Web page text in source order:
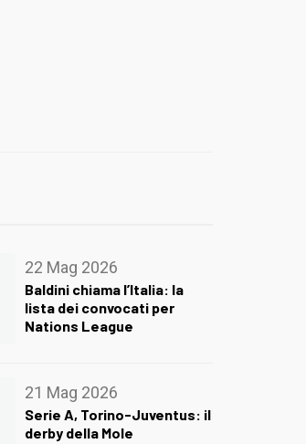
22 Mag 2026
Baldini chiama l’Italia: la
lista dei convocati per
Nations League
21 Mag 2026
Serie A, Torino-Juventus: il
derby della Mole